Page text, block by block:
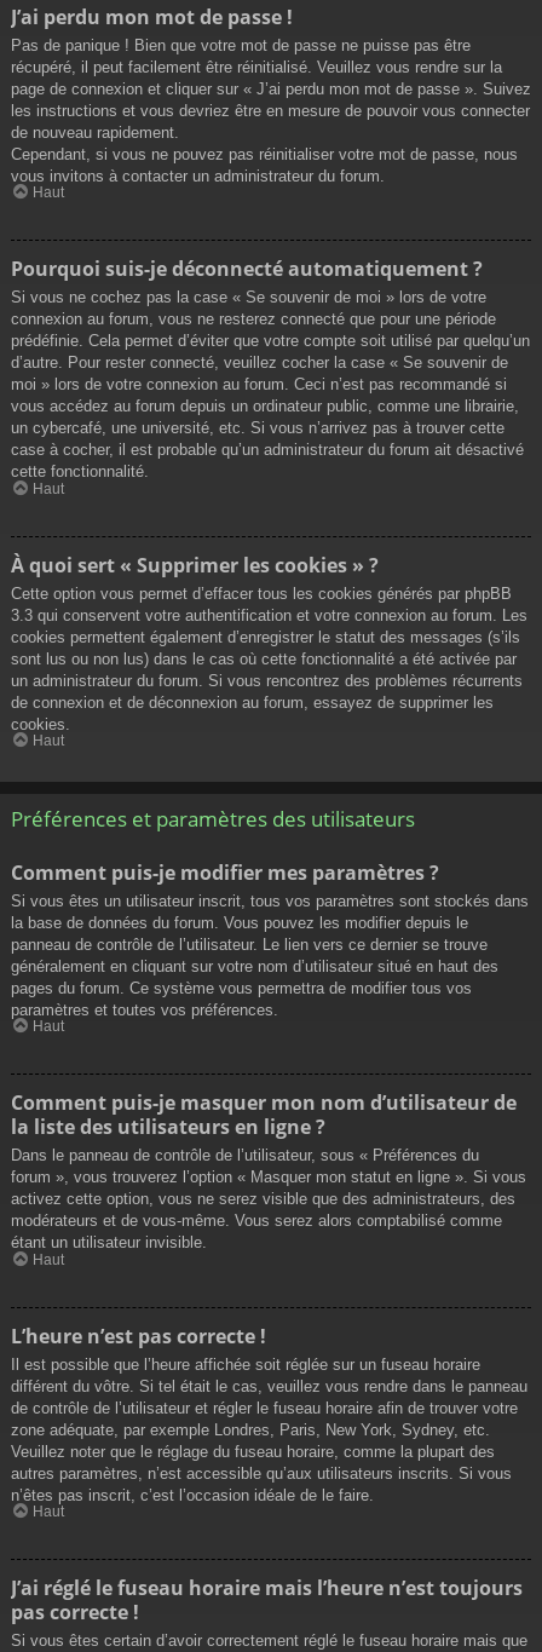
J’ai perdu mon mot de passe !
Pas de panique ! Bien que votre mot de passe ne puisse pas être
récupéré, il peut facilement être réinitialisé. Veuillez vous rendre sur la
page de connexion et cliquer sur « J’ai perdu mon mot de passe ». Suivez
les instructions et vous devriez être en mesure de pouvoir vous connecter
de nouveau rapidement.
Cependant, si vous ne pouvez pas réinitialiser votre mot de passe, nous
vous invitons à contacter un administrateur du forum.
Haut
Pourquoi suis-je déconnecté automatiquement ?
Si vous ne cochez pas la case « Se souvenir de moi » lors de votre
connexion au forum, vous ne resterez connecté que pour une période
prédéfinie. Cela permet d’éviter que votre compte soit utilisé par quelqu’un
d’autre. Pour rester connecté, veuillez cocher la case « Se souvenir de
moi » lors de votre connexion au forum. Ceci n’est pas recommandé si
vous accédez au forum depuis un ordinateur public, comme une librairie,
un cybercafé, une université, etc. Si vous n’arrivez pas à trouver cette
case à cocher, il est probable qu’un administrateur du forum ait désactivé
cette fonctionnalité.
Haut
À quoi sert « Supprimer les cookies » ?
Cette option vous permet d’effacer tous les cookies générés par phpBB
3.3 qui conservent votre authentification et votre connexion au forum. Les
cookies permettent également d’enregistrer le statut des messages (s’ils
sont lus ou non lus) dans le cas où cette fonctionnalité a été activée par
un administrateur du forum. Si vous rencontrez des problèmes récurrents
de connexion et de déconnexion au forum, essayez de supprimer les
cookies.
Haut
Préférences et paramètres des utilisateurs
Comment puis-je modifier mes paramètres ?
Si vous êtes un utilisateur inscrit, tous vos paramètres sont stockés dans
la base de données du forum. Vous pouvez les modifier depuis le
panneau de contrôle de l’utilisateur. Le lien vers ce dernier se trouve
généralement en cliquant sur votre nom d’utilisateur situé en haut des
pages du forum. Ce système vous permettra de modifier tous vos
paramètres et toutes vos préférences.
Haut
Comment puis-je masquer mon nom d’utilisateur de
la liste des utilisateurs en ligne ?
Dans le panneau de contrôle de l’utilisateur, sous « Préférences du
forum », vous trouverez l’option « Masquer mon statut en ligne ». Si vous
activez cette option, vous ne serez visible que des administrateurs, des
modérateurs et de vous-même. Vous serez alors comptabilisé comme
étant un utilisateur invisible.
Haut
L’heure n’est pas correcte !
Il est possible que l’heure affichée soit réglée sur un fuseau horaire
différent du vôtre. Si tel était le cas, veuillez vous rendre dans le panneau
de contrôle de l’utilisateur et régler le fuseau horaire afin de trouver votre
zone adéquate, par exemple Londres, Paris, New York, Sydney, etc.
Veuillez noter que le réglage du fuseau horaire, comme la plupart des
autres paramètres, n’est accessible qu’aux utilisateurs inscrits. Si vous
n’êtes pas inscrit, c’est l’occasion idéale de le faire.
Haut
J’ai réglé le fuseau horaire mais l’heure n’est toujours
pas correcte !
Si vous êtes certain d’avoir correctement réglé le fuseau horaire mais que